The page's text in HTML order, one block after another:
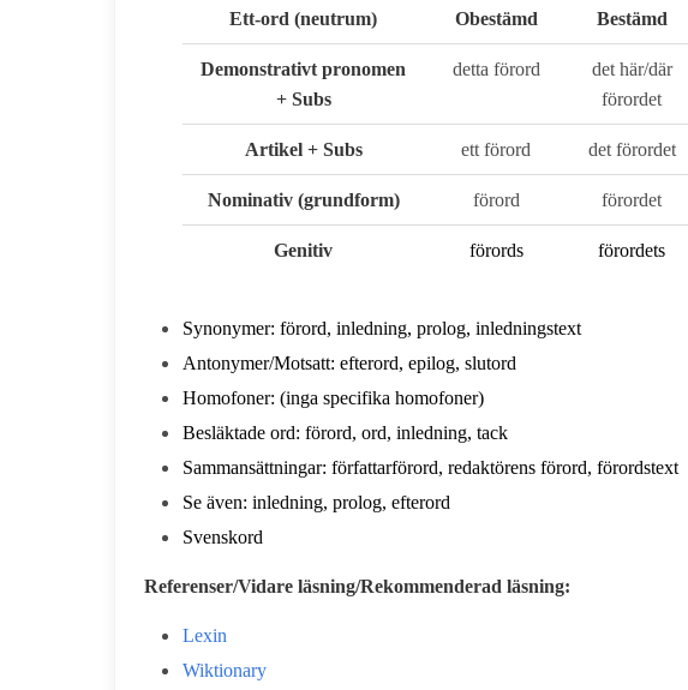
Ett-ord (neutrum) Obestämd Bestämd
Demonstrativt pronomen
+ Subs
detta förord
det här/där
förordet
Artikel + Subs ett förord det förordet
Nominativ (grundform) förord förordet
Genitiv förords förordets
Synonymer: förord, inledning, prolog, inledningstext
Antonymer/Motsatt: efterord, epilog, slutord
Homofoner: (inga specifika homofoner)
Besläktade ord: förord, ord, inledning, tack
Sammansättningar: författarförord, redaktörens förord, förordstext
Se även: inledning, prolog, efterord
Svenskord
Referenser/Vidare läsning/Rekommenderad läsning:
Lexin
Wiktionary